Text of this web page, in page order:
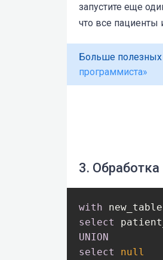
запустите еще
что все
Больше полезных
программиста»
3. Обработка
with new_table
select
UNION
select
null